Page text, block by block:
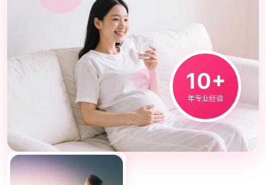
10+
年专业经验
ABOUT US